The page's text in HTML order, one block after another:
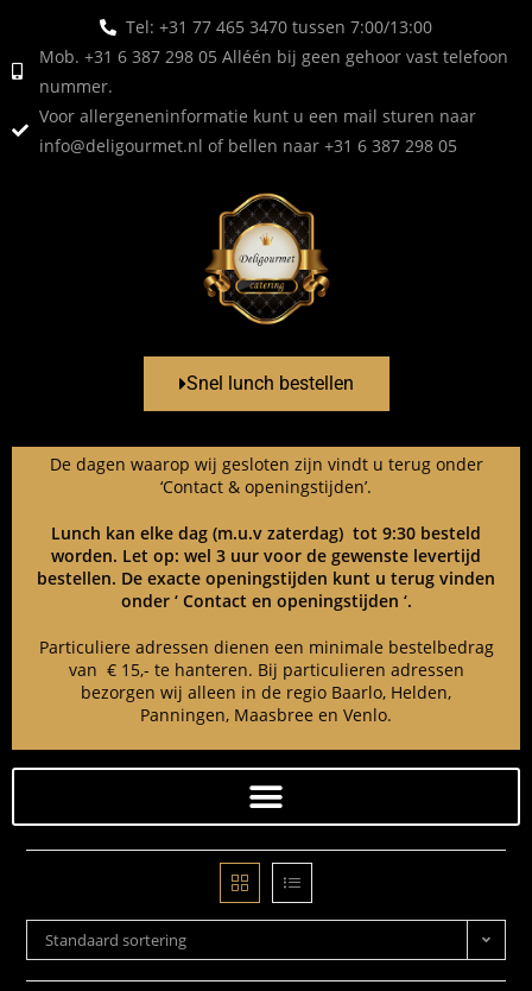
Tel: +31 77 465 3470 tussen 7:00/13:00
Mob. +31 6 387 298 05 Alléén bij geen gehoor vast telefoon
nummer.
Voor allergeneninformatie kunt u een mail sturen naar
info@deligourmet.nl of bellen naar +31 6 387 298 05
Snel lunch bestellen
De dagen waarop wij gesloten zijn vindt u terug onder
‘Contact & openingstijden’.
Lunch kan elke dag (m.u.v zaterdag) tot 9:30 besteld
worden. Let op: wel 3 uur voor de gewenste levertijd
bestellen. De exacte openingstijden kunt u terug vinden
onder ‘ Contact en openingstijden ‘.
Particuliere adressen dienen een minimale bestelbedrag
van € 15,- te hanteren. Bij particulieren adressen
bezorgen wij alleen in de regio Baarlo, Helden,
Panningen, Maasbree en Venlo.
Standaard sortering